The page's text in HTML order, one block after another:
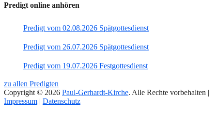
Predigt online anhören
Predigt vom 02.08.2026 Spätgottesdienst
Predigt vom 26.07.2026 Spätgottesdienst
Predigt vom 19.07.2026 Festgottesdienst
zu allen Predigten
Copyright © 2026 Paul-Gerhardt-Kirche. Alle Rechte vorbehalten |
Impressum | Datenschutz